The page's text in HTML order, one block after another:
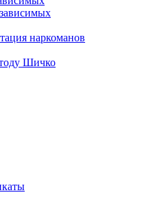
наркоманов
Шичко